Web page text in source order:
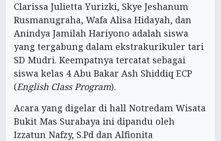
‎Clarissa Julietta Yurizki, ‎Skye Jeshanum
Rusmanugraha, ‎Wafa Alisa Hidayah, dan
‎Anindya Jamilah Hariyono adalah siswa
yang tergabung dalam ekstrakurikuler tari
SD Mudri. Keempatnya tercatat sebagai
siswa kelas 4 Abu Bakar Ash Shiddiq ECP
(English Class Program).
Acara yang digelar di hall Notredam Wisata
Bukit Mas Surabaya ini dipandu oleh
Izzatun Nafzy, S.Pd dan Alfionita